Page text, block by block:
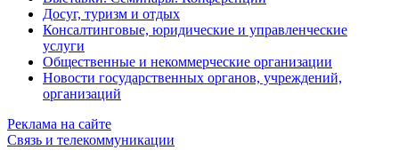
Досуг, туризм и отдых
Консалтинговые, юридические и управленческие
услуги
Общественные и некоммерческие организации
Новости государственных органов, учреждений,
организаций
Реклама на сайте
Связь и телекоммуникации